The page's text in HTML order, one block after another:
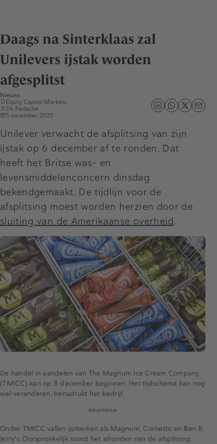
Daags na Sinterklaas zal
Unilevers ijstak worden
afgesplitst
Nieuws
Equity Capital Markets
De Redactie
5 november 2025
Unilever verwacht de afsplitsing van zijn
ijstak op 6 december af te ronden. Dat
heeft het Britse was- en
levensmiddelenconcern dinsdag
bekendgemaakt. De tijdlijn voor de
afsplitsing moest worden herzien door de
sluiting van de Amerikaanse overheid.
De handel in aandelen van The Magnum Ice Cream Company
(TMICC) kan op 8 december beginnen. Het tijdschema kan nog
wel veranderen, benadrukt het bedrijf.
Advertentie
Onder TMICC vallen ijsmerken als Magnum, Cornetto en Ben &
Jerry's. Oorspronkelijk stond het afronden van de afsplitsing